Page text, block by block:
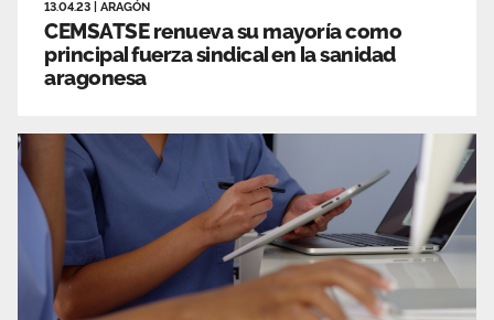
13.04.23 ARAGÓN
CEMSATSE renueva su mayoría como
principal fuerza sindical en la sanidad
aragonesa